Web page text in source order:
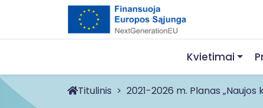
Kvietimai
Titulinis 2021-2026 m. Planas „Naujos